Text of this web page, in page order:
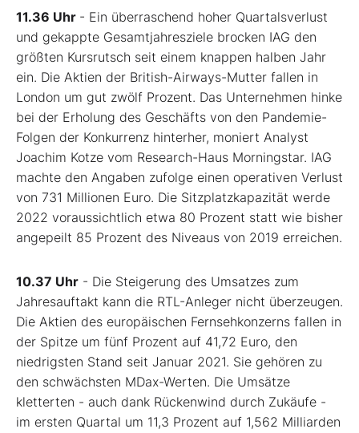
11.36 Uhr - Ein überraschend hoher Quartalsverlust
und gekappte Gesamtjahresziele brocken IAG den
größten Kursrutsch seit einem knappen halben Jahr
ein. Die Aktien der British-Airways-Mutter fallen in
London um gut zwölf Prozent. Das Unternehmen hinke
bei der Erholung des Geschäfts von den Pandemie-
Folgen der Konkurrenz hinterher, moniert Analyst
Joachim Kotze vom Research-Haus Morningstar. IAG
machte den Angaben zufolge einen operativen Verlust
von 731 Millionen Euro. Die Sitzplatzkapazität werde
2022 voraussichtlich etwa 80 Prozent statt wie bisher
angepeilt 85 Prozent des Niveaus von 2019 erreichen.
10.37 Uhr - Die Steigerung des Umsatzes zum
Jahresauftakt kann die RTL-Anleger nicht überzeugen.
Die Aktien des europäischen Fernsehkonzerns fallen in
der Spitze um fünf Prozent auf 41,72 Euro, den
niedrigsten Stand seit Januar 2021. Sie gehören zu
den schwächsten MDax-Werten. Die Umsätze
kletterten - auch dank Rückenwind durch Zukäufe -
im ersten Quartal um 11,3 Prozent auf 1,562 Milliarden